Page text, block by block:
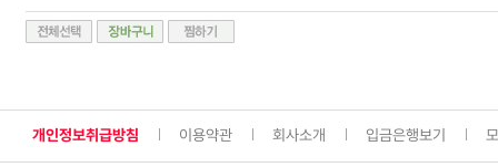
개인정보취급방침 이용약관 회사소개 입금은행보기